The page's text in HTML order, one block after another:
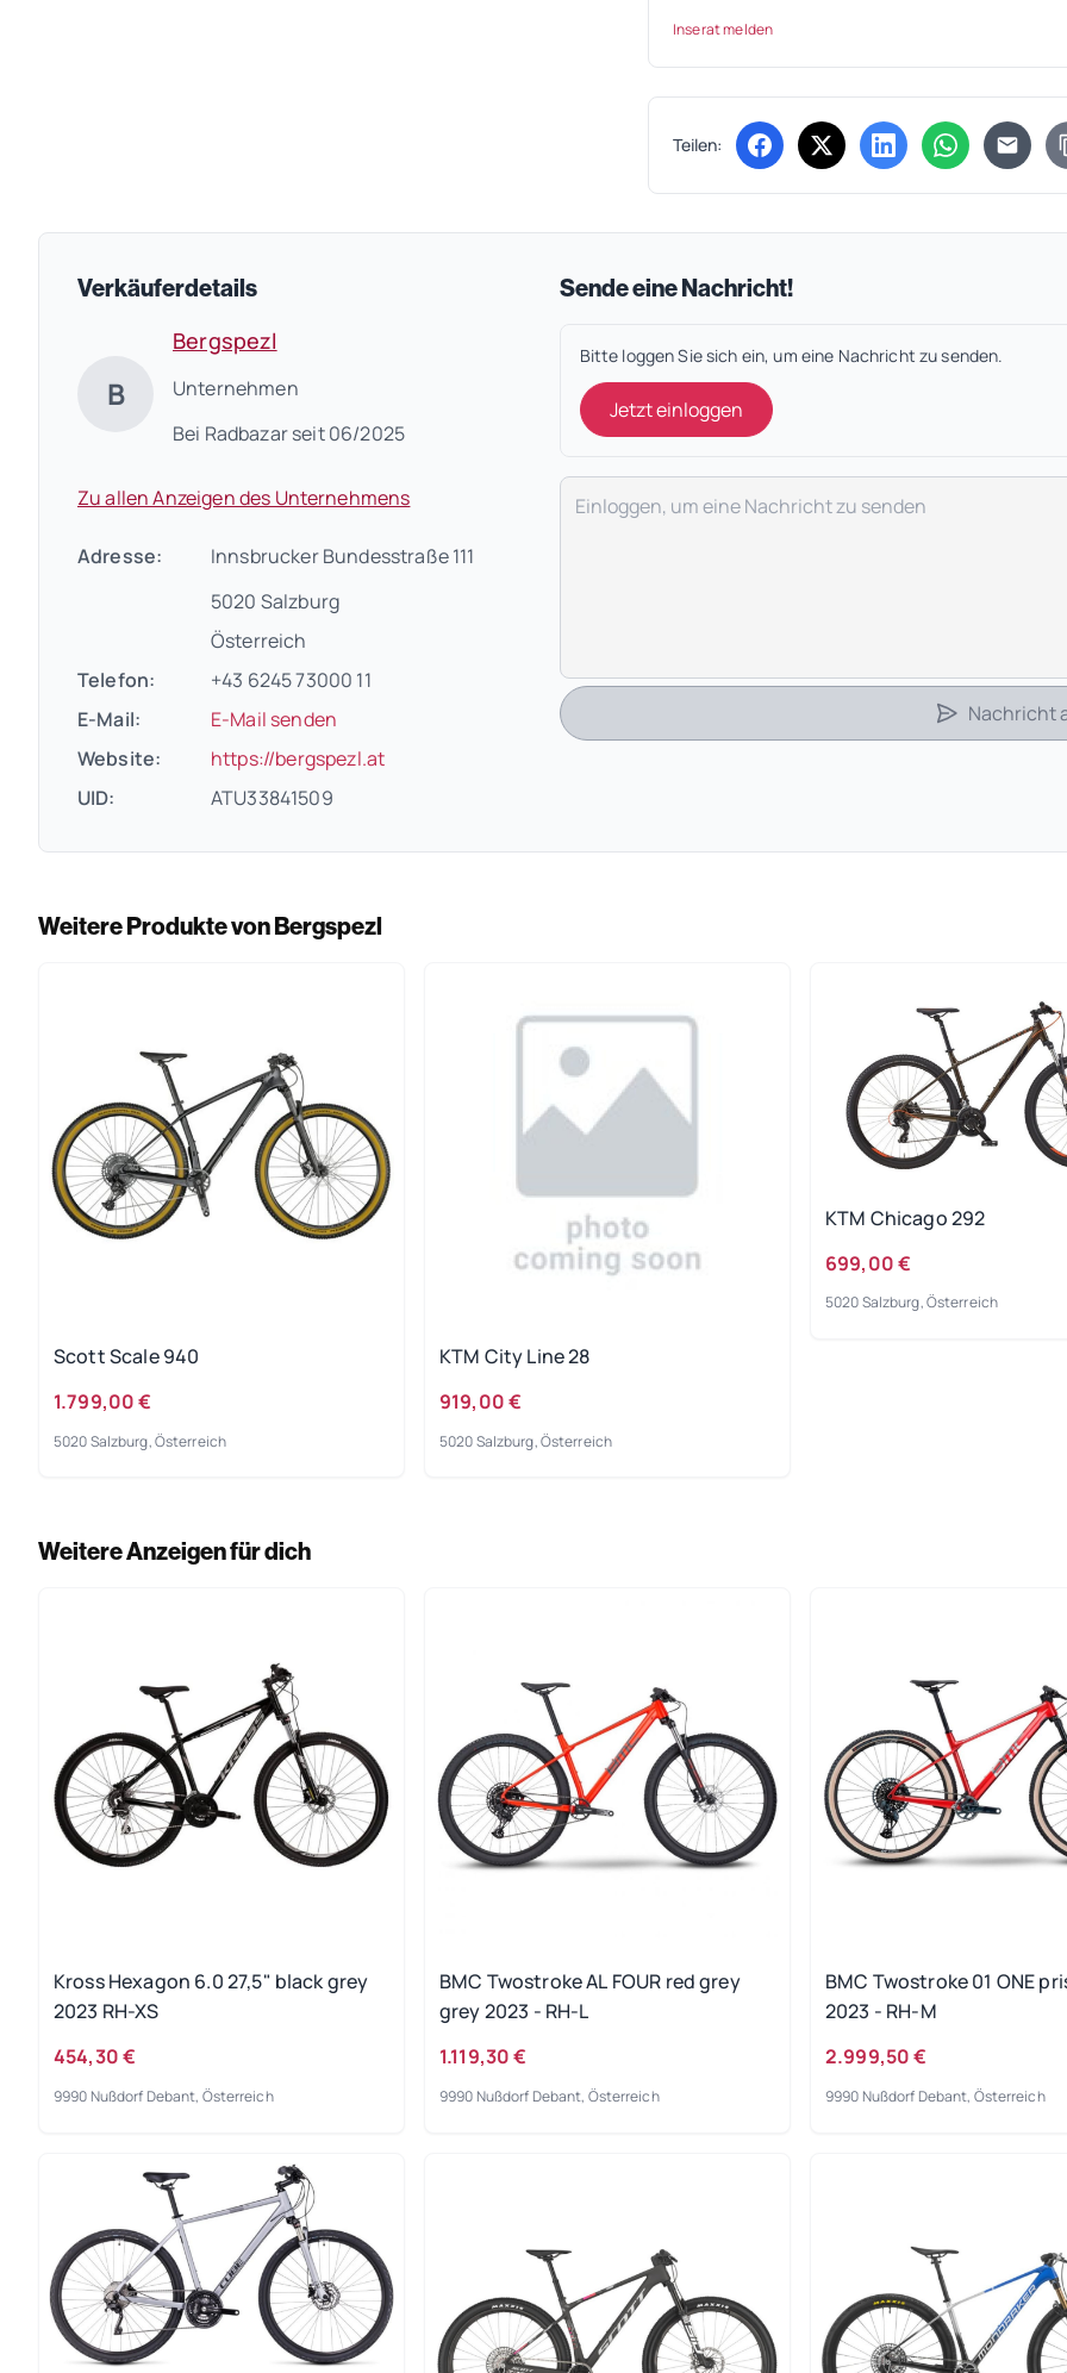
Inserat melden
Teilen: (öffnet in neuem Tab)
(öffnet in neuem Tab)
(öffnet in neuem
(öffnet in
Verkäuferdetails
B
Bergspezl
Unternehmen
Bei Radbazar seit 06/2025
Zu allen Anzeigen des Unternehmens
Adresse:
Innsbrucker Bundesstraße 111
5020 Salzburg
Österreich
Telefon:
+43 6245 73000 11
E-Mail:
E-Mail senden
Website:
https://bergspezl.at(öffnet in neuem Tab)
UID:
ATU33841509
Sende eine Nachricht!
Bitte loggen Sie sich ein, um eine Nachricht zu senden.
Jetzt einloggen
Deine Nachricht
Nachricht
Weitere Produkte von Bergspezl
Scott Scale 940
1.799,00 €
5020 Salzburg, Österreich
KTM City Line 28
919,00 €
5020 Salzburg, Österreich
KTM Chicago 292
699,00 €
5020 Salzburg, Österreich
Weitere Anzeigen für dich
Kross Hexagon 6.0 27,5" black grey
2023 RH-XS
454,30 €
9990 Nußdorf Debant, Österreich
BMC Twostroke AL FOUR red grey
grey 2023 - RH-L
1.119,30 €
9990 Nußdorf Debant, Österreich
BMC Twostroke 01 ONE
2023 - RH-M
2.999,50 €
9990 Nußdorf Debant, Österreich